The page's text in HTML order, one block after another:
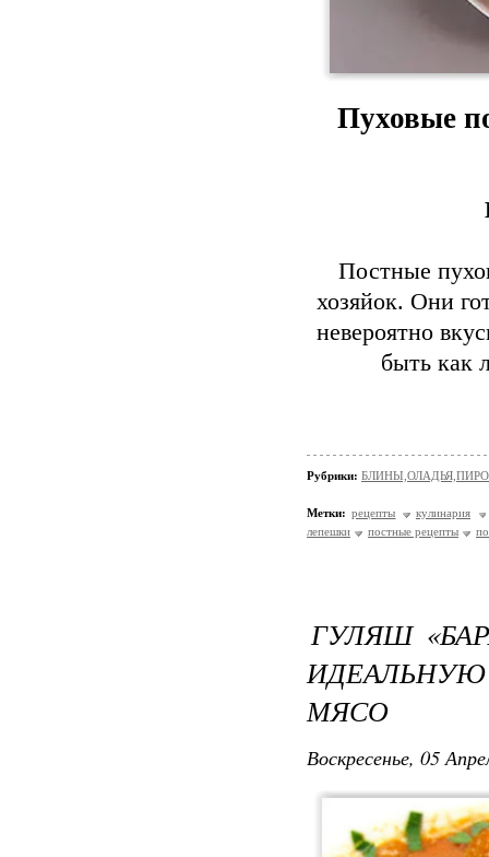
Пуховые
Постные
хозяйок. Они
невероятно
быть как
Рубрики:
Метки: рецепты
кулинария
лепешки
постные рецепты
ГУЛЯШ
МЯСО
Воскресенье, 05